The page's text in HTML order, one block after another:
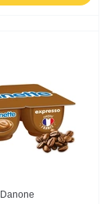
Danone